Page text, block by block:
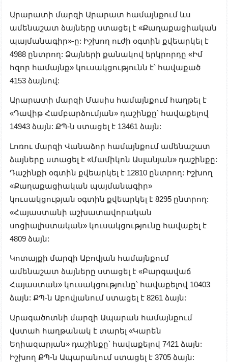
Արարատի մարզի Արարատ համայնքում ևս
ամենաշատ ձայները ստացել է «Քաղաքացիական
պայմանագիր»-ը: Իշխող ուժի օգտին քվեարկել է
4988 ընտրող: Ձայների քանակով երկրորդը «Իմ
հզոր համայնք» կուսակցությունն է՝ հավաքած
4153 ձայնով:
Արարատի մարզի Մասիս համայնքում հաղթել է
«Դավիթ Համբարձումյան» դաշինքը՝ հավաքելով
14943 ձայն: ՔՊ-ն ստացել է 13461 ձայն:
Լոռու մարզի Վանաձոր համայնքում ամենաշատ
ձայները ստացել է «Մամիկոն Ասլանյան» դաշինքը:
Դաշինքի օգտին քվեարկել է 12810 ընտրող: Իշխող
«Քաղաքացիական պայմանագիր»
կուսակցության օգտին քվեարկել է 8295 ընտրող:
«Հայաստանի աշխատավորական
սոցիալիստական» կուսակցությունը հավաքել է
4809 ձայն:
Կոտայքի մարզի Աբովյան համայնքում
ամենաշատ ձայները ստացել է «Բարգավաճ
Հայաստան» կուսակցությունը՝ հավաքելով 10403
ձայն: ՔՊ-ն Աբովյանում ստացել է 8261 ձայն:
Արագածոտնի մարզի Ապարան համայնքում
վստահ հաղթանակ է տարել «Կարեն
Եղիազարյան» դաշինքը՝ հավաքելով 7421 ձայն:
Իշխող ՔՊ-ն Ապարանում ստացել է 3705 ձայն: